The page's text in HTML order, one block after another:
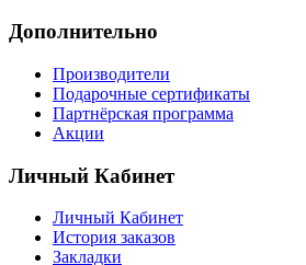
Дополнительно
Производители
Подарочные сертификаты
Партнёрская программа
Акции
Личный Кабинет
Личный Кабинет
История заказов
Закладки